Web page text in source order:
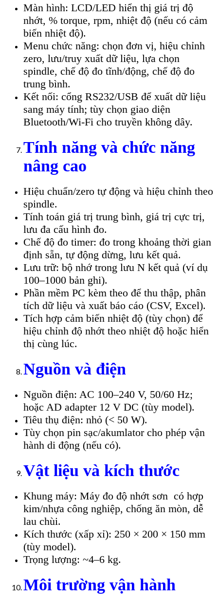
Màn hình: LCD/LED hiển thị giá trị độ
nhớt, % torque, rpm, nhiệt độ (nếu có cảm
biến nhiệt độ).
Menu chức năng: chọn đơn vị, hiệu chỉnh
zero, lưu/truy xuất dữ liệu, lựa chọn
spindle, chế độ đo tĩnh/động, chế độ đo
trung bình.
Kết nối: cổng RS232/USB để xuất dữ liệu
sang máy tính; tùy chọn giao diện
Bluetooth/Wi‑Fi cho truyền không dây.
Tính năng và chức năng
nâng cao
Hiệu chuẩn/zero tự động và hiệu chỉnh theo
spindle.
Tính toán giá trị trung bình, giá trị cực trị,
lưu đa cấu hình đo.
Chế độ đo timer: đo trong khoảng thời gian
định sẵn, tự động dừng, lưu kết quả.
Lưu trữ: bộ nhớ trong lưu N kết quả (ví dụ
100–1000 bản ghi).
Phần mềm PC kèm theo để thu thập, phân
tích dữ liệu và xuất báo cáo (CSV, Excel).
Tích hợp cảm biến nhiệt độ (tùy chọn) để
hiệu chỉnh độ nhớt theo nhiệt độ hoặc hiển
thị cùng lúc.
Nguồn và điện
Nguồn điện: AC 100–240 V, 50/60 Hz;
hoặc AD adapter 12 V DC (tùy model).
Tiêu thụ điện: nhỏ (< 50 W).
Tùy chọn pin sạc/akumlator cho phép vận
hành di động (nếu có).
Vật liệu và kích thước
Khung máy: Máy đo độ nhớt sơn có hợp
kim/nhựa công nghiệp, chống ăn mòn, dễ
lau chùi.
Kích thước (xấp xỉ): 250 × 200 × 150 mm
(tùy model).
Trọng lượng: ~4–6 kg.
Môi trường vận hành